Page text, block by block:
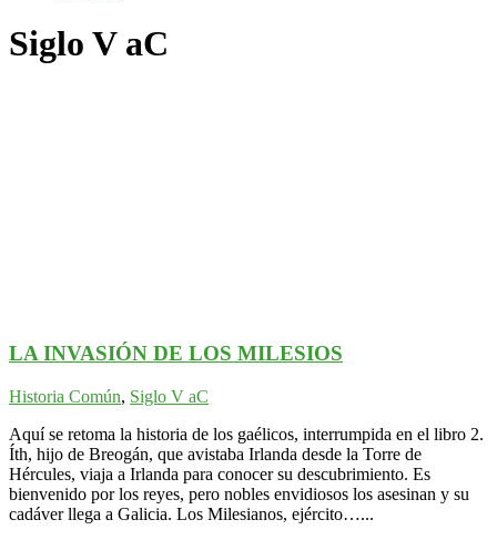
Siglo V aC
LA INVASIÓN DE LOS MILESIOS
Historia Común, Siglo V aC
Aquí se retoma la historia de los gaélicos, interrumpida en el libro 2.
Íth, hijo de Breogán, que avistaba Irlanda desde la Torre de
Hércules, viaja a Irlanda para conocer su descubrimiento. Es
bienvenido por los reyes, pero nobles envidiosos los asesinan y su
cadáver llega a Galicia. Los Milesianos, ejército…...